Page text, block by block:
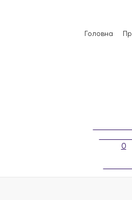
Головна
0